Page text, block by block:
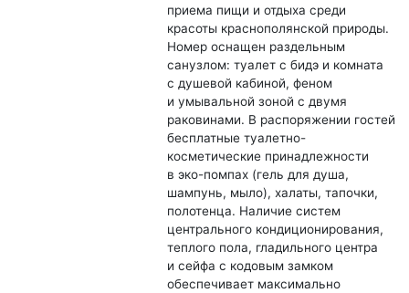
приема пищи и отдыха среди
красоты краснополянской природы.
Номер оснащен раздельным
санузлом: туалет с бидэ и комната
с душевой кабиной, феном
и умывальной зоной с двумя
раковинами. В распоряжении гостей
бесплатные туалетно-
косметические принадлежности
в эко-помпах (гель для душа,
шампунь, мыло), халаты, тапочки,
полотенца. Наличие систем
центрального кондиционирования,
теплого пола, гладильного центра
и сейфа с кодовым замком
обеспечивает максимально